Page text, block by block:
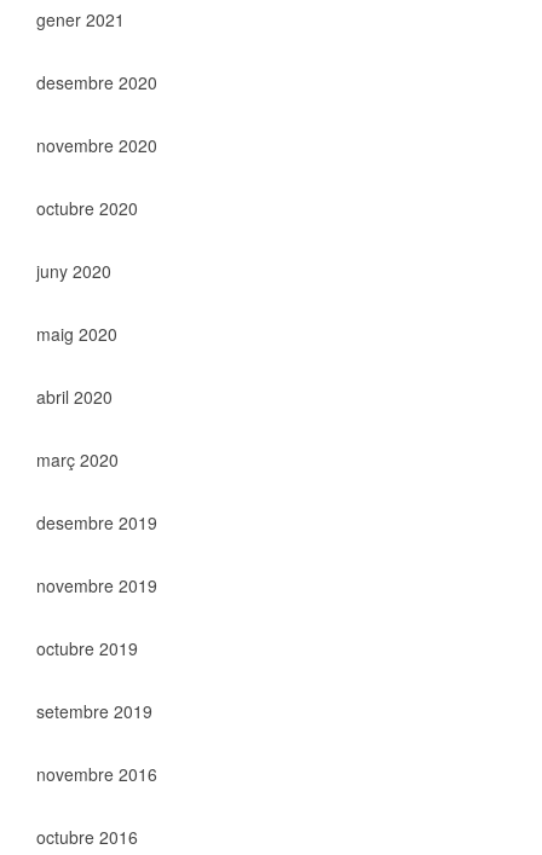
gener 2021
desembre 2020
novembre 2020
octubre 2020
juny 2020
maig 2020
abril 2020
març 2020
desembre 2019
novembre 2019
octubre 2019
setembre 2019
novembre 2016
octubre 2016